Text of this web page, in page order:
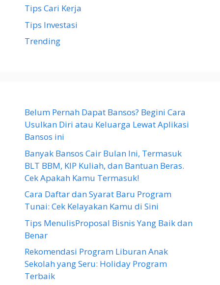
Tips Cari Kerja
Tips Investasi
Trending
Belum Pernah Dapat Bansos? Begini Cara
Usulkan Diri atau Keluarga Lewat Aplikasi
Bansos ini
Banyak Bansos Cair Bulan Ini, Termasuk
BLT BBM, KIP Kuliah, dan Bantuan Beras.
Cek Apakah Kamu Termasuk!
Cara Daftar dan Syarat Baru Program
Tunai: Cek Kelayakan Kamu di Sini
Tips MenulisProposal Bisnis Yang Baik dan
Benar
Rekomendasi Program Liburan Anak
Sekolah yang Seru: Holiday Program
Terbaik